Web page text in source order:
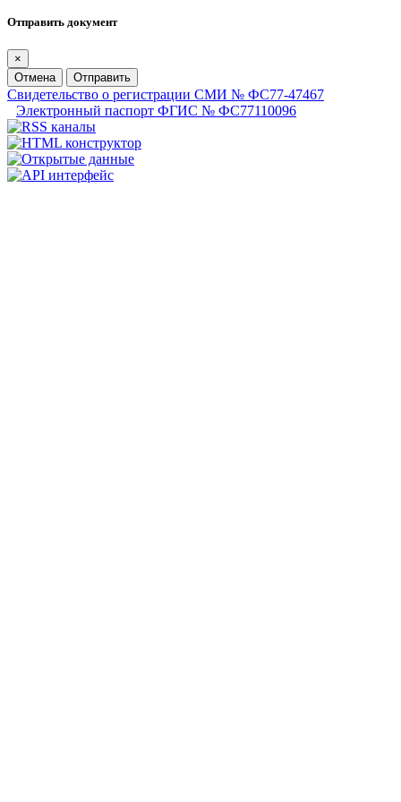
Отправить документ
×
Отмена
Отправить
Свидетельство о регистрации СМИ № ФС77-47467
Электронный паспорт ФГИС № ФС77110096